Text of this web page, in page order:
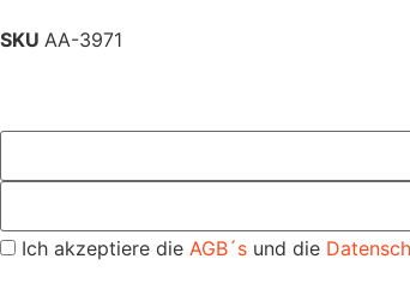
SKU AA-3971
Ich akzeptiere die AGB´s und die